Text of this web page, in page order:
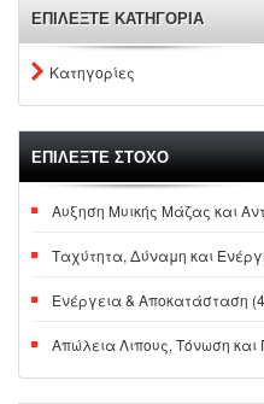
ΕΠΙΛΕΞΤΕ ΚΑΤΗΓΟΡΙΑ
Κατηγορίες
ΕΠΙΛΕΞΤΕ ΣΤΟΧΟ
Αυξηση Μυικής Μάζας και
Ταχύτητα, Δύναμη και
Ενέργεια & Αποκατάσταση
Απώλεια Λιπους, Τόνωση